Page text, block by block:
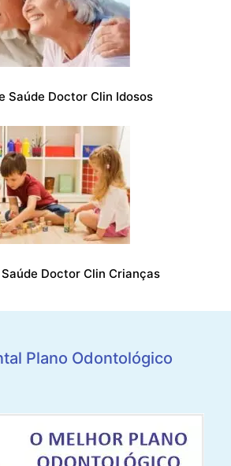
Saúde Doctor Clin Idosos
Doctor Clin Crianças
Plano Odontológico